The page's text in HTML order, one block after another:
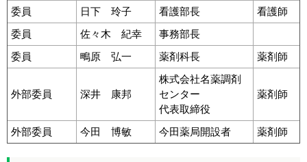
委員
日下 玲子 看護部長
看護師
委員
佐々木 紀幸
事務部長
委員
鴫原 弘一 薬剤科長 薬剤師
外部委員 深井 康邦
株式会社名薬調剤
センター
代表取締役
薬剤師
外部委員 今田 博敏 今田薬局開設者 薬剤師